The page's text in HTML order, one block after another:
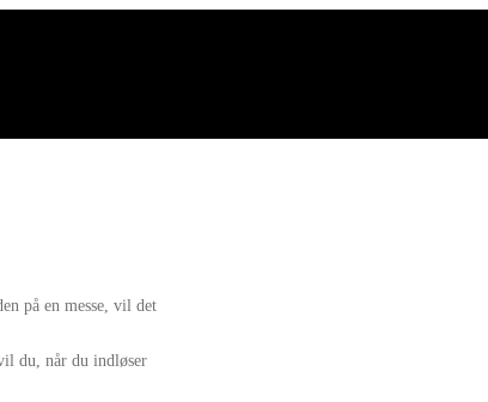
på en messe, vil det
du, når du indløser